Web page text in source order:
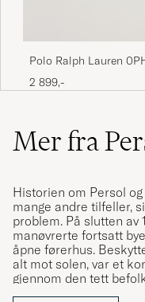
Polo Ralph Lauren
Sunglasses Black
2 899,-
Mer fra
Historien om Persol
mange andre tilfeller,
problem. På slutten av
manøvrerte fortsatt
åpne førerhus.
alt mot solen, var et
gjennom den tett
PO 649 ble utviklet